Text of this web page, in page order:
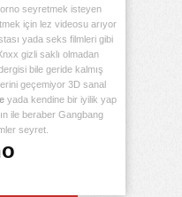
seyretmek isteyen
için lez videosu arıyor
yada seks filmleri gibi
gizli saklı olmadan
bile geride kalmış
geçemiyor 3D sanal
yada kendine bir iyilik yap
ile beraber Gangbang
seyret.